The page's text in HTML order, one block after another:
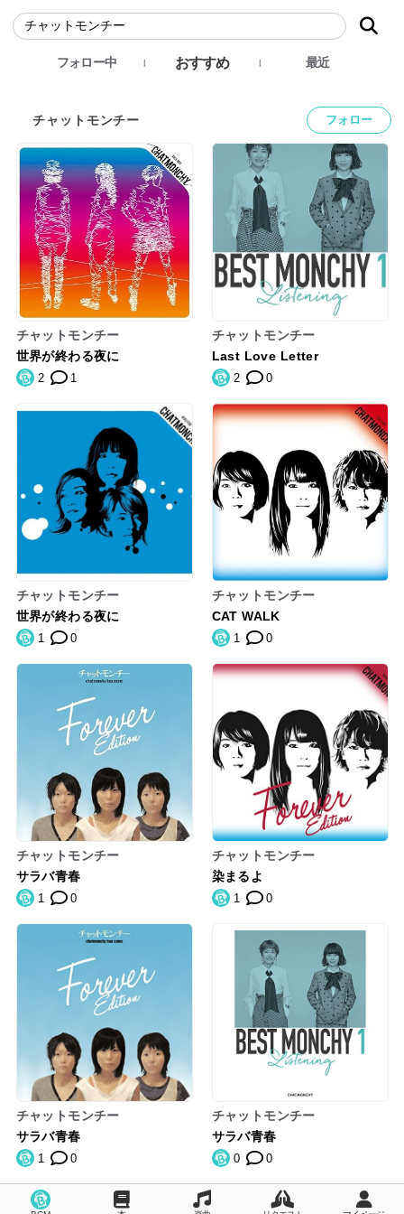
フォロー中 おすすめ 最近
チャットモンチー フォロー
チャットモンチー
世界が終わる夜に
2 1
チャットモンチー
Last Love Letter
2 0
チャットモンチー
世界が終わる夜に
1 0
チャットモンチー
CAT WALK
1 0
チャットモンチー
サラバ青春
1 0
チャットモンチー
染まるよ
1 0
チャットモンチー
サラバ青春
1 0
チャットモンチー
サラバ青春
0 0